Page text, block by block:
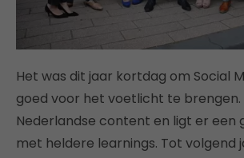
Het was dit jaar kortdag om Social
goed voor het voetlicht te brengen.
Nederlandse content en ligt er een
met heldere learnings. Tot volgend